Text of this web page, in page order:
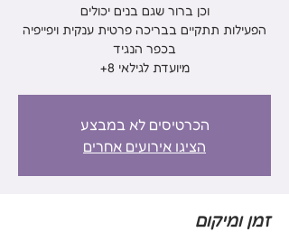
הפעילות תתקיים בבריכה פרטית ענקית ויפייפיה
מיועדת לגילאי 8+
הכרטיסים לא במבצע
הציגו אירועים אחרים
זמן ומיקום